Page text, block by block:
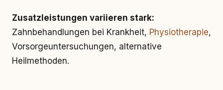
Zusatzleistungen variieren stark:
Zahnbehandlungen bei Krankheit, Physiotherapie,
Vorsorgeuntersuchungen, alternative
Heilmethoden.